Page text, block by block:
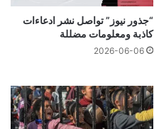
“جذور نيوز” تواصل نشر ادعاءات
كاذبة ومعلومات مضللة
2026-06-06